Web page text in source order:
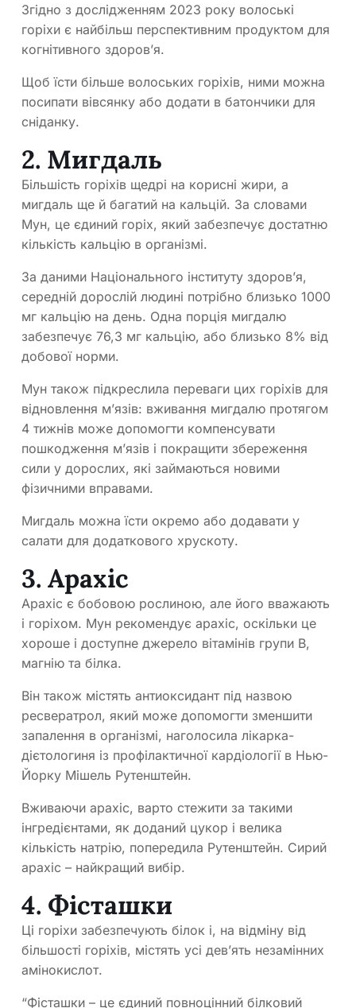
Згідно з дослідженням 2023 року волоські
горіхи є найбільш перспективним продуктом для
когнітивного здоров’я.
Щоб їсти більше волоських горіхів, ними можна
посипати вівсянку або додати в батончики для
сніданку.
2. Мигдаль
Більшість горіхів щедрі на корисні жири, а
мигдаль ще й багатий на кальцій. За словами
Мун, це єдиний горіх, який забезпечує достатню
кількість кальцію в організмі.
За даними Національного інституту здоров’я,
середній дорослій людині потрібно близько 1000
мг кальцію на день. Одна порція мигдалю
забезпечує 76,3 мг кальцію, або близько 8% від
добової норми.
Мун також підкреслила переваги цих горіхів для
відновлення м’язів: вживання мигдалю протягом
4 тижнів може допомогти компенсувати
пошкодження м’язів і покращити збереження
сили у дорослих, які займаються новими
фізичними вправами.
Мигдаль можна їсти окремо або додавати у
салати для додаткового хрускоту.
3. Арахіс
Арахіс є бобовою рослиною, але його вважають
і горіхом. Мун рекомендує арахіс, оскільки це
хороше і доступне джерело вітамінів групи В,
магнію та білка.
Він також містять антиоксидант під назвою
ресвератрол, який може допомогти зменшити
запалення в організмі, наголосила лікарка-
дієтологиня із профілактичної кардіології в Нью-
Йорку Мішель Рутенштейн.
Вживаючи арахіс, варто стежити за такими
інгредієнтами, як доданий цукор і велика
кількість натрію, попередила Рутенштейн. Сирий
арахіс – найкращий вибір.
4. Фісташки
Ці горіхи забезпечують білок і, на відміну від
більшості горіхів, містять усі дев’ять незамінних
амінокислот.
“Фісташки – це єдиний повноцінний білковий